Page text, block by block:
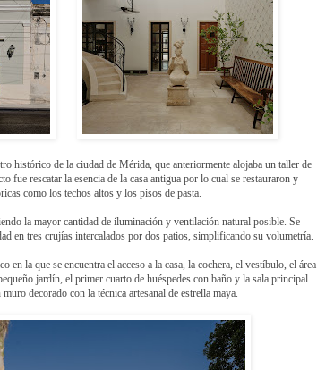
histórico de la ciudad de Mérida, que anteriormente alojaba un taller de
fue rescatar la esencia de la casa antigua por lo cual se restauraron y
como los techos altos y los pisos de pasta.
la mayor cantidad de iluminación y ventilación natural posible. Se
en tres crujías intercalados por dos patios, simplificando su volumetría.
la que se encuentra el acceso a la casa, la cochera, el vestíbulo, el área
jardín, el primer cuarto de huéspedes con baño y la sala principal
decorado con la técnica artesanal de estrella maya.